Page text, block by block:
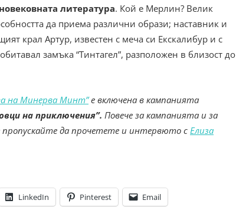
литература. Кой е Мерлин? Велик
да приема различни образи; наставник и
крал Артур, известен с меча си Екскалибур и с
замъка “Тинтагел”, разположен в близост до
на Минерва Минт”е включена в кампанията
на приключения”. Повече за кампанията и за
пропускайте да прочетете и интервюто с Елиза
LinkedIn Pinterest Email